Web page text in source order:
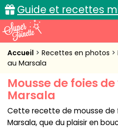
Guide et recettes
Accueil
Cuisine pratique
L'actu cuisine
Accueil Recettes en photos
au Marsala
Mousse de foies
Marsala
Cette recette de mousse de
Marsala, que du plaisir en